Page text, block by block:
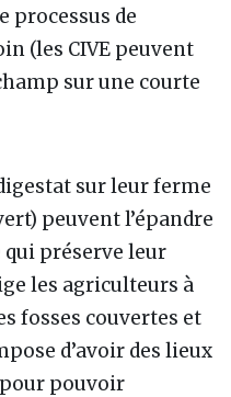
processus de
(les CIVE peuvent
sur une courte
sur leur ferme
peuvent l’épandre
qui préserve leur
les agriculteurs à
fosses couvertes et
d’avoir des lieux
pour pouvoir